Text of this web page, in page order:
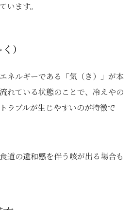
います。
）
ネルギーである「気（き）」が本
れている状態のことで、冷えやの
ラブルが生じやすいのが特徴で
道の違和感を伴う咳が出る場合も